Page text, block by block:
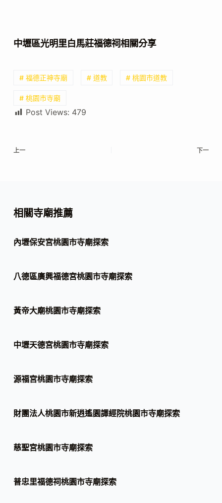
中壢區光明里白馬莊福德祠相關分享
# 福德正神寺廟 # 道教 # 桃園市道教
# 桃園市寺廟
Post Views: 479
上一 下一
相關寺廟推薦
內壢保安宮桃園市寺廟探索
八德區廣興福德宮桃園市寺廟探索
黃帝大廟桃園市寺廟探索
中壢天德宮桃園市寺廟探索
源福宮桃園市寺廟探索
財團法人桃園市新逍遙園譯經院桃園市寺廟探索
慈聖宮桃園市寺廟探索
普忠里福德祠桃園市寺廟探索